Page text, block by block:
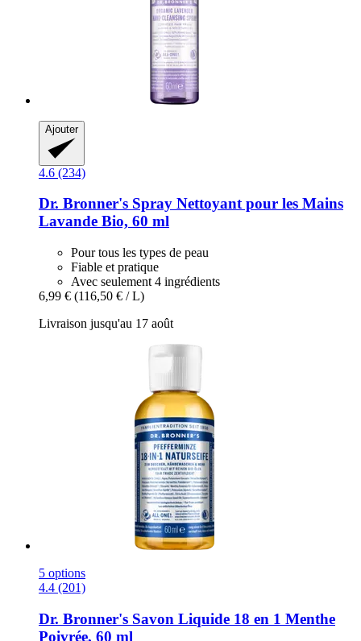
Ajouter
4.6 (234)
Dr. Bronner's Spray Nettoyant pour les Mains
Lavande Bio, 60 ml
Pour tous les types de peau
Fiable et pratique
Avec seulement 4 ingrédients
6,99 € (116,50 € / L)
Livraison jusqu'au 17 août
5 options
4.4 (201)
Dr. Bronner's Savon Liquide 18 en 1 Menthe
Poivrée, 60 ml